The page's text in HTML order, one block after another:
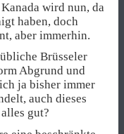
wird nun, da
haben, doch
aber immerhin.
Brüsseler
Abgrund und
ja bisher immer
auch dieses
gut?